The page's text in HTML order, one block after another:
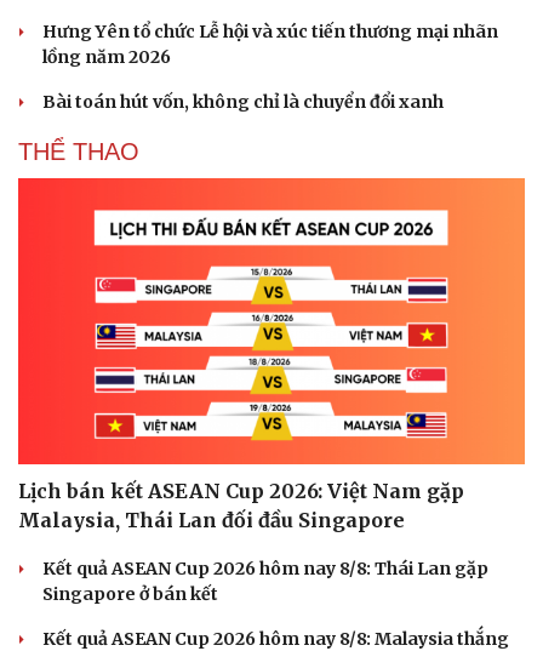
Hưng Yên tổ chức Lễ hội và xúc tiến thương mại nhãn
lồng năm 2026
Bài toán hút vốn, không chỉ là chuyển đổi xanh
THỂ THAO
Lịch bán kết ASEAN Cup 2026: Việt Nam gặp
Malaysia, Thái Lan đối đầu Singapore
Kết quả ASEAN Cup 2026 hôm nay 8/8: Thái Lan gặp
Singapore ở bán kết
Kết quả ASEAN Cup 2026 hôm nay 8/8: Malaysia thắng